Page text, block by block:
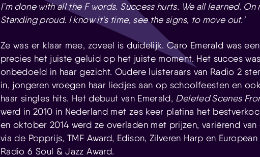
I’m done with all the F words. Success hurts. We all learned. On
Standing proud. I know it’s time, see the signs, to move out.’
Ze was er klaar mee, zoveel is duidelijk. Caro Emerald was
precies het juiste geluid op het juiste moment. Het succes
onbedoeld in haar gezicht. Oudere luisteraars van Radio 2
in, jongeren vroegen haar liedjes aan op schoolfeesten en
haar singles hits. Het debuut van Emerald, Deleted Scenes
werd in 2010 in Nederland met zes keer platina het
en oktober 2014 werd ze overladen met prijzen, variërend van
via de Popprijs, TMF Award, Edison, Zilveren Harp en
Radio 6 Soul & Jazz Award.